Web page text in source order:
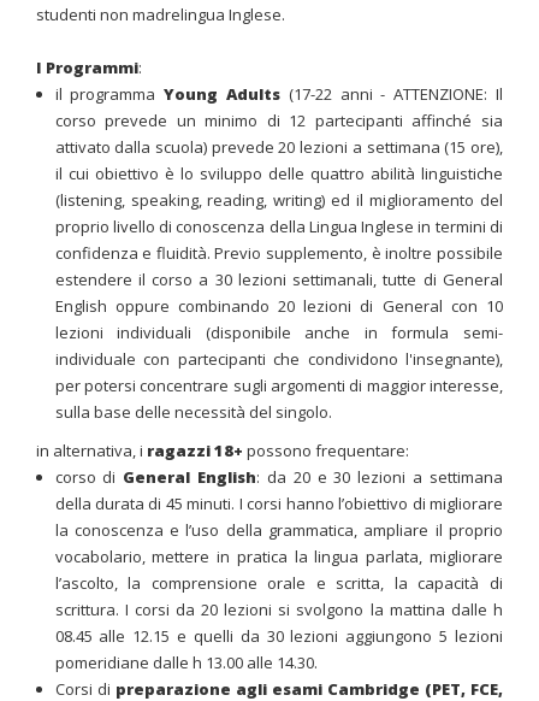
studenti non madrelingua Inglese.
I Programmi:
il programmaYoung Adults (17-22 anni -ATTENZIONE: Il
corso prevede un minimo di 12 partecipanti affinché sia
attivato dalla scuola) prevede 20 lezioni a settimana (15 ore),
il cui obiettivo è lo sviluppo delle quattro abilità linguistiche
(listening, speaking, reading, writing) ed il miglioramento del
proprio livello di conoscenza della Lingua Inglese in termini di
confidenza e fluidità. Previo supplemento, è inoltre possibile
estendere il corso a 30 lezioni settimanali, tutte di General
English oppure combinando 20 lezioni di General con 10
lezioni individuali (disponibile anche in formula semi-
individuale con partecipanti che condividono l'insegnante),
per potersi concentrare sugli argomenti di maggior interesse,
sulla base delle necessità del singolo.
in alternativa, i ragazzi 18+ possono frequentare:
corso di General English: da 20 e 30 lezioni a settimana
della durata di 45 minuti. I corsi hanno l’obiettivo di migliorare
la conoscenza e l’uso della grammatica, ampliare il proprio
vocabolario, mettere in pratica la lingua parlata, migliorare
l’ascolto, la comprensione orale e scritta, la capacità di
scrittura. I corsi da 20 lezioni si svolgono la mattina dalle h
08.45 alle 12.15 e quelli da 30 lezioni aggiungono 5 lezioni
pomeridiane dalle h 13.00 alle 14.30.
Corsi di preparazione agli esami Cambridge (PET, FCE,